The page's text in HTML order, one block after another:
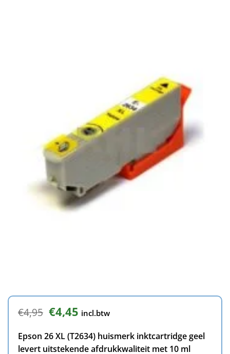
€4,95 Oorspronkelijke
prijs
was:
€4,95.
€4,45Huidige
prijs
is:
€4,45.
incl.btw
Epson 26 XL (T2634) huismerk inktcartridge geel
levert uitstekende afdrukkwaliteit met 10 ml